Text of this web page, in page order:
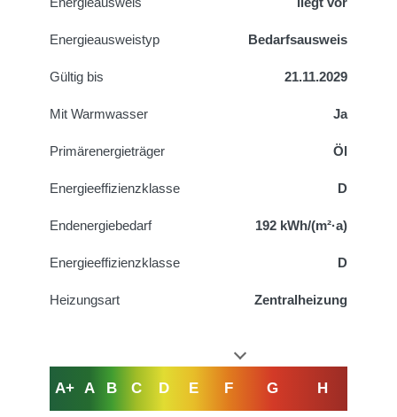
Energie­ausweistyp Bedarfsausweis
Gültig bis 21.11.2029
Mit Warmwasser Ja
Primärenergieträger Öl
Energieeffizienzklasse D
Endenergiebedarf 192 kWh/(m²·a)
Energieeffizienzklasse D
Heizungsart Zentralheizung
A+ A B C D E F G H